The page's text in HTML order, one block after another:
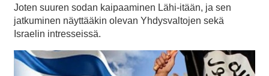
Joten suuren sodan kaipaaminen Lähi-itään, ja sen
jatkuminen näyttääkin olevan Yhdysvaltojen sekä
Israelin intresseissä.